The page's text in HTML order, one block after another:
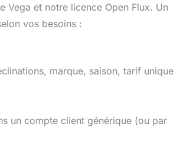
Vega et notre licence Open Flux. Un
vos besoins :
marque, saison, tarif unique
un compte client générique (ou par